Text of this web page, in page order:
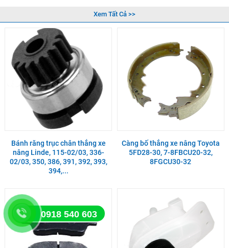
Xem Tất Cả >>
Bánh răng trục chân thắng xe
nâng Linde, 115-02/03, 336-
02/03, 350, 386, 391, 392, 393,
394,...
Càng bố thắng xe nâng Toyota
5FD28-30, 7-8FBCU20-32,
8FGCU30-32
0918 540 603